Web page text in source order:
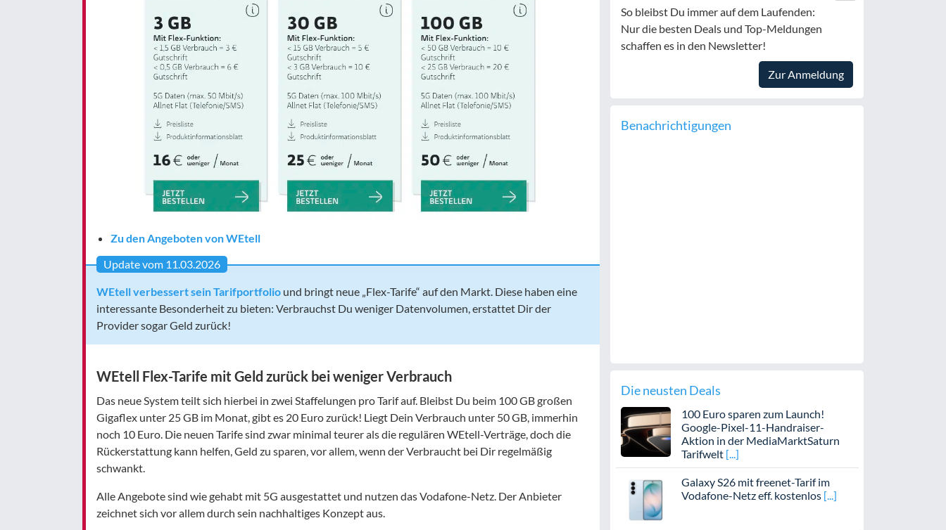
Zu den Angeboten von WEtell
Update vom 11.03.2026
WEtell verbessert sein Tarifportfolio und bringt neue „Flex-Tarife“ auf den Markt. Diese haben eine
interessante Besonderheit zu bieten: Verbrauchst Du weniger Datenvolumen, erstattet Dir der
Provider sogar Geld zurück!
WEtell Flex-Tarife mit Geld zurück bei weniger Verbrauch
Das neue System teilt sich hierbei in zwei Staffelungen pro Tarif auf. Bleibst Du beim 100 GB großen
Gigaflex unter 25 GB im Monat, gibt es 20 Euro zurück! Liegt Dein Verbrauch unter 50 GB, immerhin
noch 10 Euro. Die neuen Tarife sind zwar minimal teurer als die regulären WEtell-Verträge, doch die
Rückerstattung kann helfen, Geld zu sparen, vor allem, wenn der Verbraucht bei Dir regelmäßig
schwankt.
Alle Angebote sind wie gehabt mit 5G ausgestattet und nutzen das Vodafone-Netz. Der Anbieter
zeichnet sich vor allem durch sein nachhaltiges Konzept aus.
So bleibst Du immer auf dem Laufenden:
Nur die besten Deals und Top-Meldungen
schaffen es in den Newsletter!
Zur Anmeldung
Benachrichtigungen
Die neusten Deals
100 Euro sparen zum Launch!
Google-Pixel-11-Handraiser-
Aktion in der MediaMarktSaturn
Tarifwelt
Galaxy S26 mit freenet-Tarif im
Vodafone-Netz eff. kostenlos